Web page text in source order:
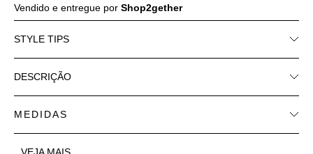
Vendido e entregue por Shop2gether
STYLE TIPS
DESCRIÇÃO
MEDIDAS